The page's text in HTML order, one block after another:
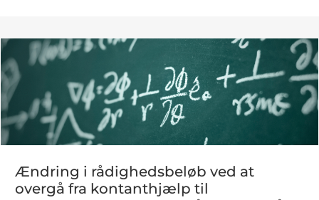
Ændring i rådighedsbeløb ved at
overgå fra kontanthjælp til